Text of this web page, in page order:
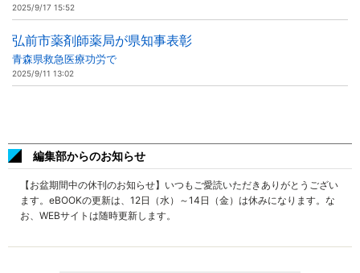
2025/9/17 15:52
弘前市薬剤師薬局が県知事表彰
青森県救急医療功労で
2025/9/11 13:02
編集部からのお知らせ
【お盆期間中の休刊のお知らせ】いつもご愛読いただきありがとうござい
ます。eBOOKの更新は、12日（水）～14日（金）は休みになります。な
お、WEBサイトは随時更新します。